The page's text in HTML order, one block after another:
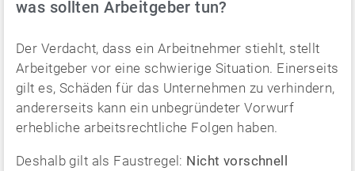
was sollten Arbeitgeber tun?
Der Verdacht, dass ein Arbeitnehmer stiehlt, stellt
Arbeitgeber vor eine schwierige Situation. Einerseits
gilt es, Schäden für das Unternehmen zu verhindern,
andererseits kann ein unbegründeter Vorwurf
erhebliche arbeitsrechtliche Folgen haben.
Deshalb gilt als Faustregel: Nicht vorschnell